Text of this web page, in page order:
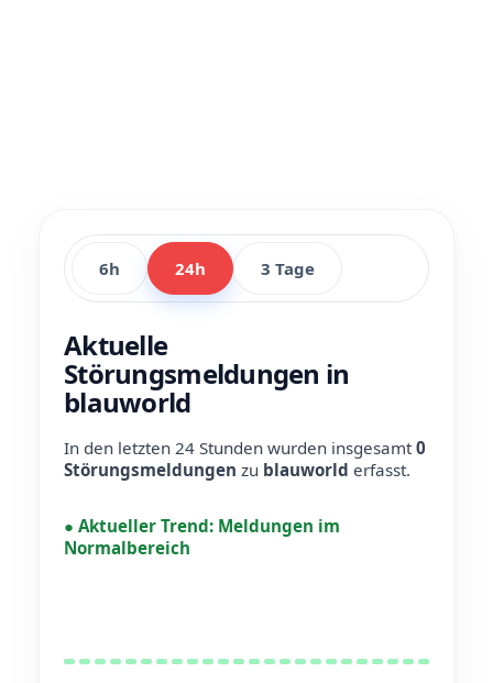
6h 24h 3 Tage
Aktuelle
Störungsmeldungen in
blauworld
In den letzten 24 Stunden wurden insgesamt0
Störungsmeldungen zu blauworld erfasst.
● Aktueller Trend: Meldungen im
Normalbereich